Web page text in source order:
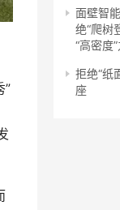
”
面壁智
绝“爬树
“高密度
拒绝“纸
座